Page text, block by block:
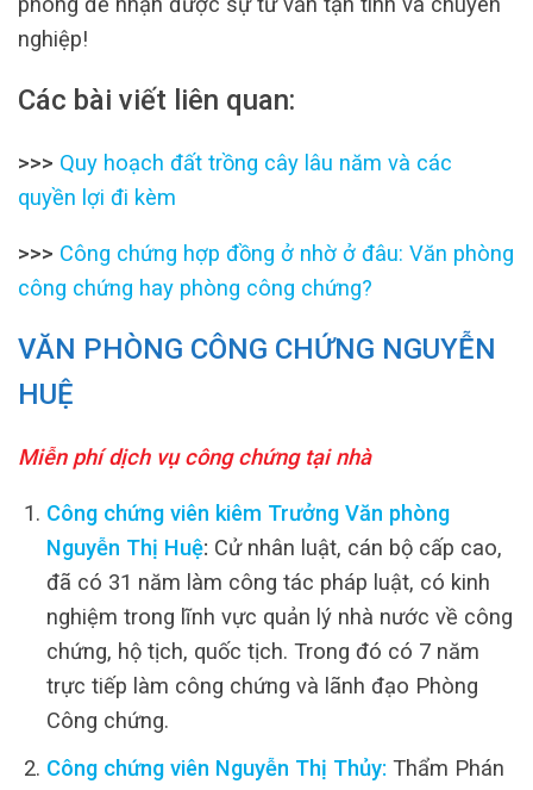
nghiệp!
Các bài viết liên quan:
>>> Quy hoạch đất trồng cây lâu năm và các
quyền lợi đi kèm
>>> Công chứng hợp đồng ở nhờ ở đâu: Văn phòng
công chứng hay phòng công chứng?
VĂN PHÒNG CÔNG CHỨNG NGUYỄN
HUỆ
Miễn phí dịch vụ công chứng tại nhà
Công chứng viên kiêm Trưởng Văn phòng
Nguyễn Thị Huệ: Cử nhân luật, cán bộ cấp cao,
đã có 31 năm làm công tác pháp luật, có kinh
nghiệm trong lĩnh vực quản lý nhà nước về công
chứng, hộ tịch, quốc tịch. Trong đó có 7 năm
trực tiếp làm công chứng và lãnh đạo Phòng
Công chứng.
Công chứng viên Nguyễn Thị Thủy: Thẩm Phán